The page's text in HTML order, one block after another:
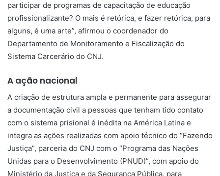
participar de programas de capacitação de educação
profissionalizante? O mais é retórica, e fazer retórica, para
alguns, é uma arte”, afirmou o coordenador do
Departamento de Monitoramento e Fiscalização do
Sistema Carcerário do CNJ.
A ação nacional
A criação de estrutura ampla e permanente para assegurar
a documentação civil a pessoas que tenham tido contato
com o sistema prisional é inédita na América Latina e
integra as ações realizadas com apoio técnico do “Fazendo
Justiça”, parceria do CNJ com o “Programa das Nações
Unidas para o Desenvolvimento (PNUD)”, com apoio do
Ministério da Justiça e da Segurança Pública, para